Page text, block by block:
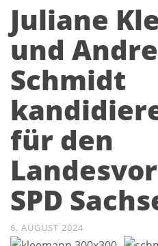
Juliane
und
Schmidt
für den
SPD
6. AUGUST 2024